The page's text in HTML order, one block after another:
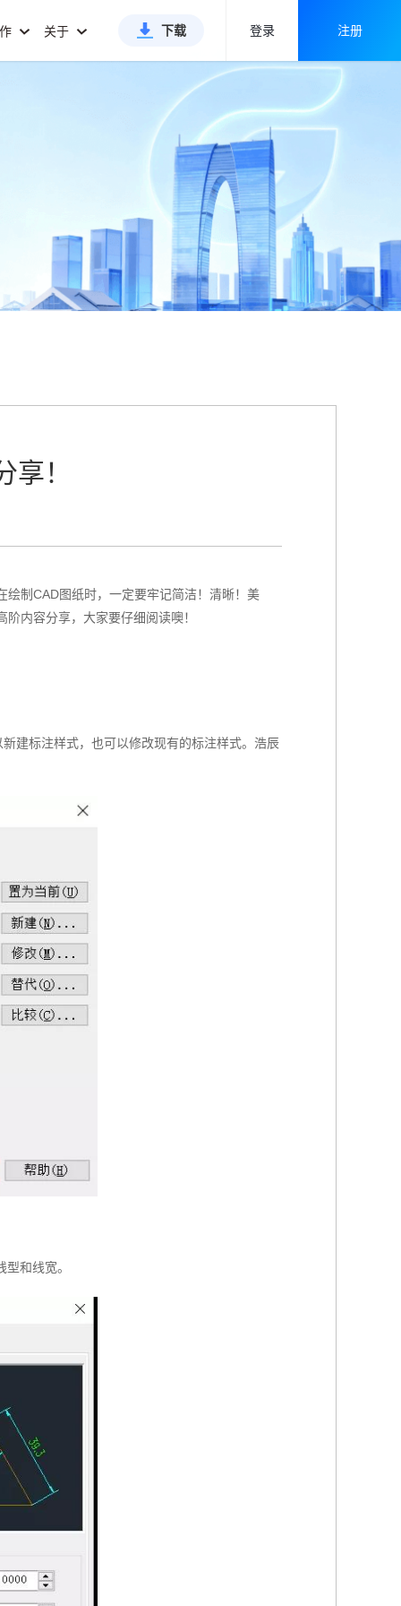
关于 下载 登录 注册
！
绘制CAD图纸时，一定要牢记简洁！清晰！美
内容分享，大家要仔细阅读噢！
建标注样式，也可以修改现有的标注样式。浩辰
和线宽。